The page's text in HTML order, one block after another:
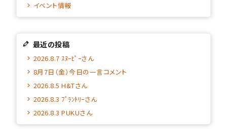
イベント情報
最近の投稿
2026.8.7 ｽﾇｰﾋﾟｰさん
8月7日（金）今日の一言コメント
2026.8.5 H&Tさん
2026.8.3 ﾌﾟﾗﾝﾄﾘｰさん
2026.8.3 PUKUさん